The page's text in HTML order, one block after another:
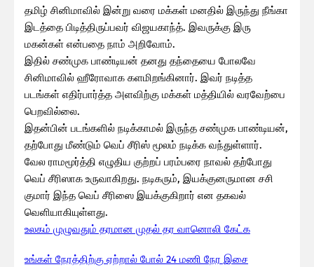
தமிழ் சினிமாவில் இன்று வரை மக்கள் மனதில் இருந்து நீங்கா
இடத்தை பிடித்திருப்பவர் விஜயகாந்த். இவருக்கு இரு
மகன்கள் என்பதை நாம் அறிவோம்.
இதில் சண்முக பாண்டியன் தனது தந்தையை போலவே
சினிமாவில் ஹீரோவாக களமிறங்கினார். இவர் நடித்த
படங்கள் எதிர்பார்த்த அளவிற்கு மக்கள் மத்தியில் வரவேற்பை
பெறவில்லை.
இதன்பின் படங்களில் நடிக்காமல் இருந்த சண்முக பாண்டியன்,
தற்போது மீண்டும் வெப் சீரிஸ் மூலம் நடிக்க வந்துள்ளார்.
வேல ராமமூர்த்தி எழுதிய குற்றப் பரம்பரை நாவல் தற்போது
வெப் சீரிஸாக உருவாகிறது. நடிகரும், இயக்குனருமான சசி
குமார் இந்த வெப் சீரிஸை இயக்குகிறார் என தகவல்
வெளியாகியுள்ளது.
உலகம் முழுவதும் தரமான முதல் தர வானொலி கேட்க
உங்கள் நேரத்திற்கு ஏற்றால் போல் 24 மணி நேர இசை